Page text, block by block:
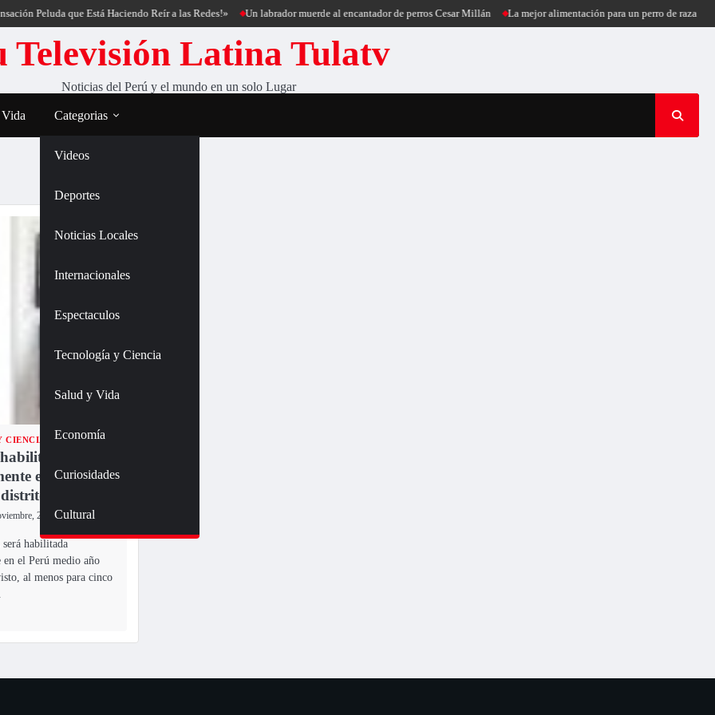
Peluda que Está Haciendo Reír a las Redes!» Un labrador muerde al encantador de perros Cesar Millán La mejor alimentación para un perro de raza
Televisión Latina Tulatv
Noticias del Perú y el mundo en un solo Lugar
Categorias
Videos
Deportes
Noticias Locales
Internacionales
Espectaculos
Tecnología y Ciencia
Salud y Vida
Economía
Curiosidades
Cultural
CIENCIA
el 2 de
de Lima
2013
habilitada
en el Perú medio año
al menos para cinco